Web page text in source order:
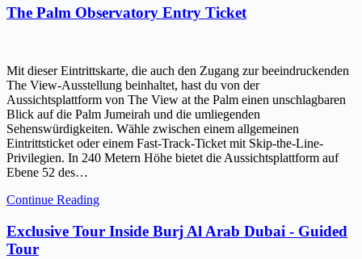
The Palm Observatory Entry Ticket
Mit dieser Eintrittskarte, die auch den Zugang zur beeindruckenden
The View-Ausstellung beinhaltet, hast du von der
Aussichtsplattform von The View at the Palm einen unschlagbaren
Blick auf die Palm Jumeirah und die umliegenden
Sehenswürdigkeiten. Wähle zwischen einem allgemeinen
Eintrittsticket oder einem Fast-Track-Ticket mit Skip-the-Line-
Privilegien. In 240 Metern Höhe bietet die Aussichtsplattform auf
Ebene 52 des…
Continue Reading
Exclusive Tour Inside Burj Al Arab Dubai - Guided
Tour